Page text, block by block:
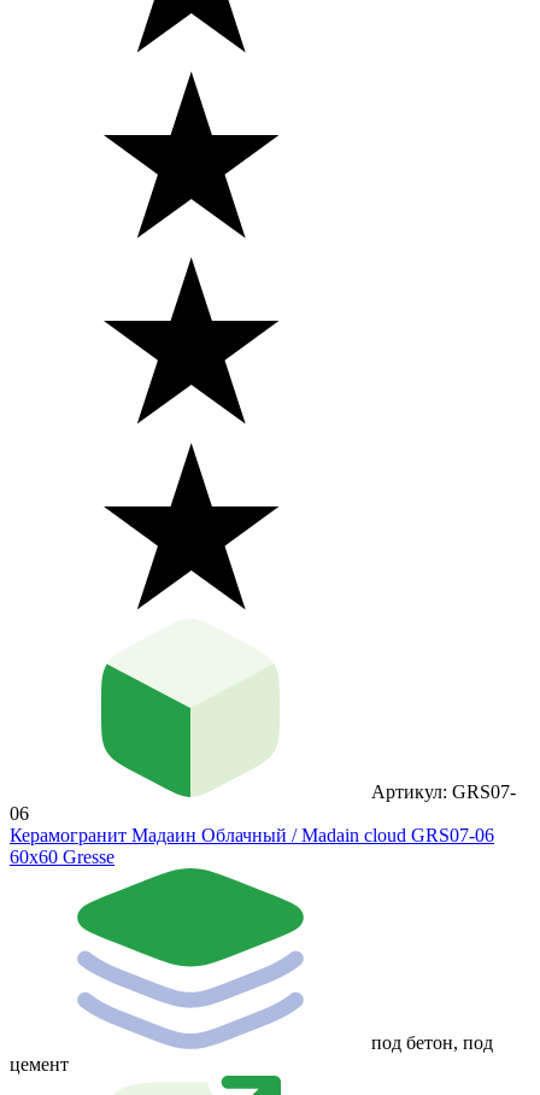
Артикул: GRS07-
06
Керамогранит Мадаин Облачный / Madain cloud GRS07-06
60х60 Gresse
под бетон, под
цемент